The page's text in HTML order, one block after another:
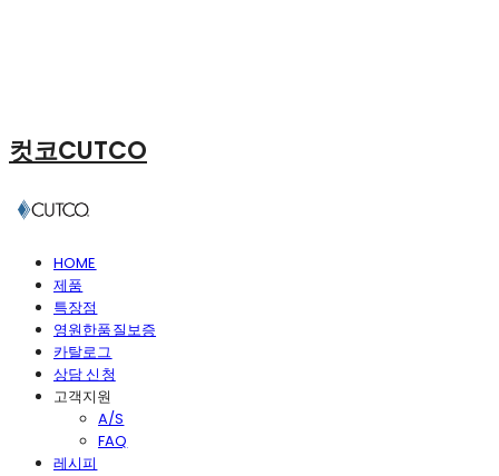
컷코CUTCO
HOME
제품
특장점
영원한품질보증
카탈로그
상담 신청
고객지원
A/S
FAQ
레시피